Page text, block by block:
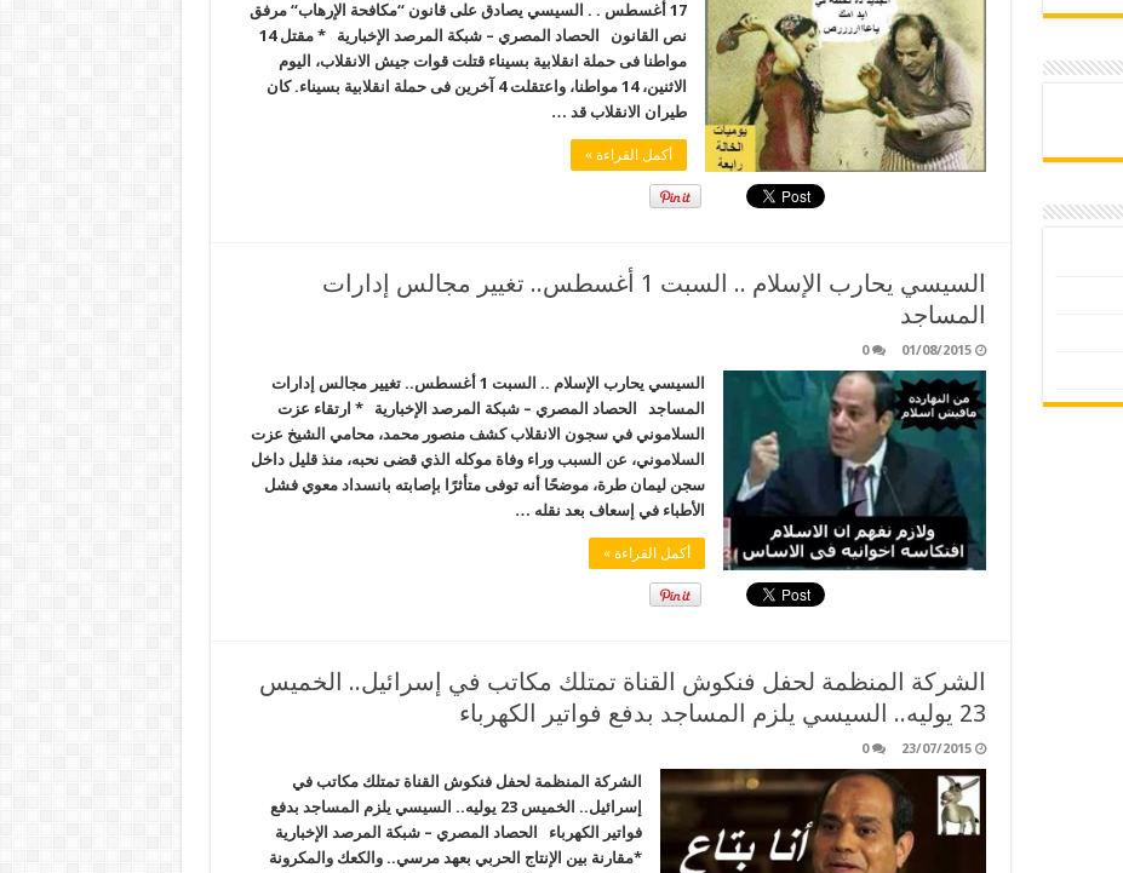
17 أغسطس . . السيسي يصادق على قانون “مكافحة الإرهاب“ مرفق
نص القانون الحصاد المصري – شبكة المرصد الإخبارية * مقتل 14
مواطنا فى حملة انقلابية بسيناء قتلت قوات جيش الانقلاب، اليوم
الاثنين، 14 مواطنا، واعتقلت 4 آخرين فى حملة انقلابية بسيناء. كان
طيران الانقلاب قد …
أكمل القراءة »
السيسي يحارب الإسلام .. السبت 1 أغسطس.. تغيير مجالس إدارات
المساجد
01/08/2015
0
السيسي يحارب الإسلام .. السبت 1 أغسطس.. تغيير مجالس إدارات
المساجد الحصاد المصري – شبكة المرصد الإخبارية * ارتقاء عزت
السلاموني في سجون الانقلاب كشف منصور محمد، محامي الشيخ عزت
السلاموني، عن السبب وراء وفاة موكله الذي قضى نحبه، منذ قليل داخل
سجن ليمان طرة، موضحًا أنه توفى متأثرًا بإصابته بانسداد معوي فشل
الأطباء في إسعاف بعد نقله …
أكمل القراءة »
الشركة المنظمة لحفل فنكوش القناة تمتلك مكاتب في إسرائيل.. الخميس
23 يوليه.. السيسي يلزم المساجد بدفع فواتير الكهرباء
23/07/2015
0
الشركة المنظمة لحفل فنكوش القناة تمتلك مكاتب في
إسرائيل.. الخميس 23 يوليه.. السيسي يلزم المساجد بدفع
فواتير الكهرباء الحصاد المصري – شبكة المرصد الإخبارية
*مقارنة بين الإنتاج الحربي بعهد مرسي.. والكعك والمكرونة